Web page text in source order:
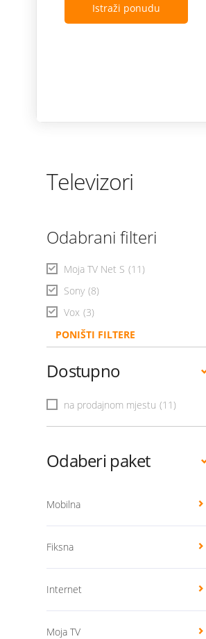
Istraži ponudu
Televizori
Odabrani filteri
Moja TV Net S (11)
Sony (8)
Vox (3)
PONIŠTI FILTERE
Dostupno
na prodajnom mjestu (11)
Odaberi paket
Mobilna
Fiksna
Internet
Moja TV